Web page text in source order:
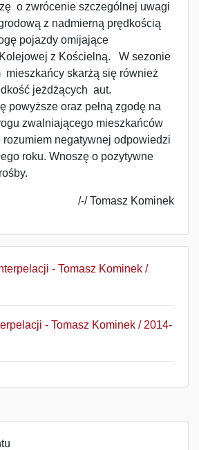
o zwrócenie szczególnej uwagi
z nadmierną prędkością
pojazdy omijające
z Kościelną. W sezonie
mieszkańcy skarżą się również
jeżdżących aut.
powyższe oraz pełną zgodę na
zwalniającego mieszkańców
rozumiem negatywnej odpowiedzi
roku. Wnoszę o pozytywne
/-/ Tomasz Kominek
- Tomasz Kominek /
- Tomasz Kominek / 2014-